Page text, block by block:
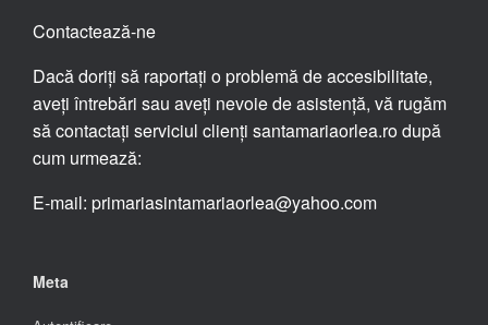
Contactează-ne
Dacă doriți să raportați o problemă de accesibilitate,
aveți întrebări sau aveți nevoie de asistență, vă rugăm
să contactați serviciul clienți santamariaorlea.ro după
cum urmează:
E-mail: primariasintamariaorlea@yahoo.com
Meta